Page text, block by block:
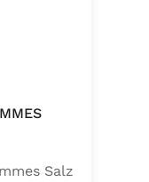
Salz